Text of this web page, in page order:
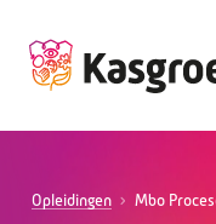
Opleidingen Mbo